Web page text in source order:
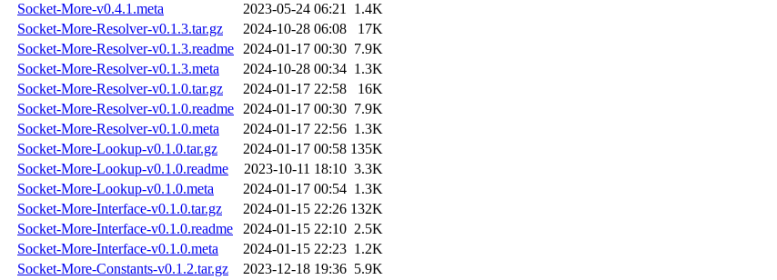
Socket-More-v0.4.1.meta
2023-05-24 06:21 1.4K
Socket-More-Resolver-v0.1.3.tar.gz
2024-10-28 06:08
17K
Socket-More-Resolver-v0.1.3.readme 2024-01-17 00:30 7.9K
Socket-More-Resolver-v0.1.3.meta
2024-10-28 00:34 1.3K
Socket-More-Resolver-v0.1.0.tar.gz
2024-01-17 22:58
16K
Socket-More-Resolver-v0.1.0.readme 2024-01-17 00:30 7.9K
Socket-More-Resolver-v0.1.0.meta
2024-01-17 22:56 1.3K
Socket-More-Lookup-v0.1.0.tar.gz
2024-01-17 00:58 135K
Socket-More-Lookup-v0.1.0.readme
2023-10-11 18:10 3.3K
Socket-More-Lookup-v0.1.0.meta
2024-01-17 00:54 1.3K
Socket-More-Interface-v0.1.0.tar.gz
2024-01-15 22:26 132K
Socket-More-Interface-v0.1.0.readme
2024-01-15 22:10 2.5K
Socket-More-Interface-v0.1.0.meta
2024-01-15 22:23 1.2K
Socket-More-Constants-v0.1.2.tar.gz
2023-12-18 19:36 5.9K